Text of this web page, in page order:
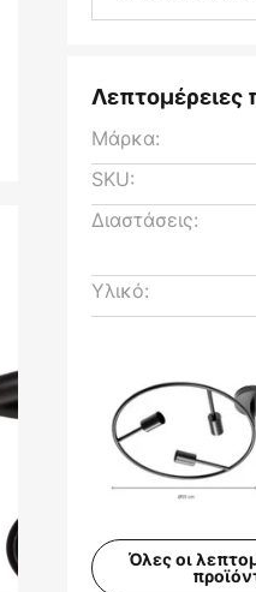
Λεπτομέρειες
Μάρκα:
SKU:
Διαστάσεις:
Υλικό:
Όλες οι